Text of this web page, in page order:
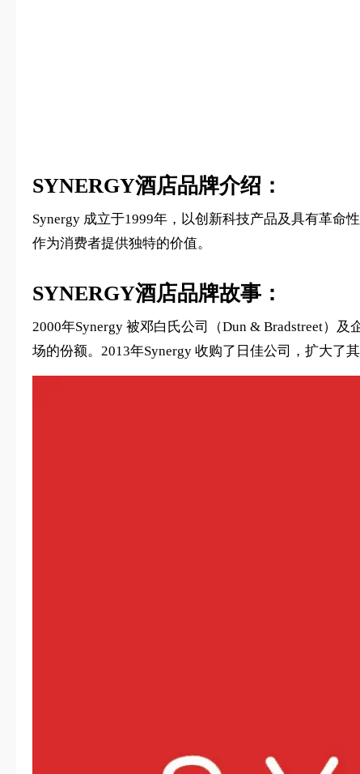
SYNERGY酒店品牌介绍：
Synergy 成立于1999年，以创新科技产品及具有革命
作为消费者提供独特的价值。
SYNERGY酒店品牌故事：
2000年Synergy 被邓白氏公司（Dun & Bradstreet）
场的份额。2013年Synergy 收购了日佳公司，扩大了